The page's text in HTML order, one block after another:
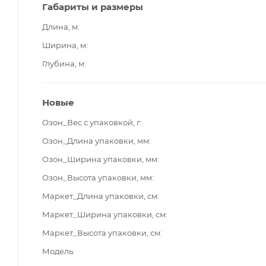
Габариты и размеры
Длина, м
Ширина, м
Глубина, м
Новые
Озон_Вес с упаковкой, г
Озон_Длина упаковки, мм
Озон_Ширина упаковки, мм
Озон_Высота упаковки, мм
Маркет_Длина упаковки, см
Маркет_Ширина упаковки, см
Маркет_Высота упаковки, см
Модель